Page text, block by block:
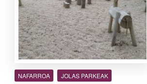
NAFARROA JOLAS PARKEAK